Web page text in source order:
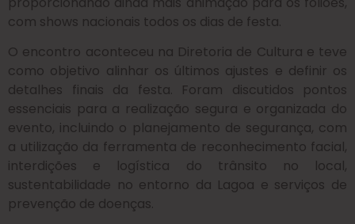
com shows nacionais todos os dias de festa.
O encontro aconteceu na Diretoria de Cultura e teve
como objetivo alinhar os últimos ajustes e definir os
detalhes finais da festa. Foram discutidos pontos
essenciais para a realização segura e organizada do
evento, incluindo o planejamento de segurança, com
a utilização da ferramenta de reconhecimento facial,
interdições e logística do trânsito no local,
sustentabilidade no entorno da Lagoa e serviços de
prevenção de doenças.